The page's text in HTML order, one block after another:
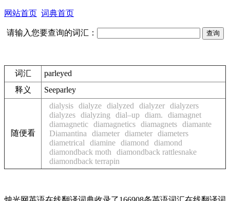
网站首页 词典首页
请输入您要查询的词汇：
词汇
parleyed
释义
Seeparley
随便看
dialysis dialyze dialyzed dialyzer dialyzers
dialyzes dialyzing dial–up diam.
diamagnet
diamagnetic diamagnetics diamagnets diamante
Diamantina
diameter diameter diameters
diametrical
diamine diamond
diamond
diamondback moth
diamondback rattlesnake
diamondback terrapin